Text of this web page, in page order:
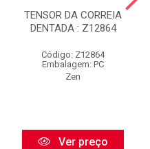
TENSOR DA CORREIA
DENTADA : Z12864
Código: Z12864
Embalagem: PC
Zen
Ver preço